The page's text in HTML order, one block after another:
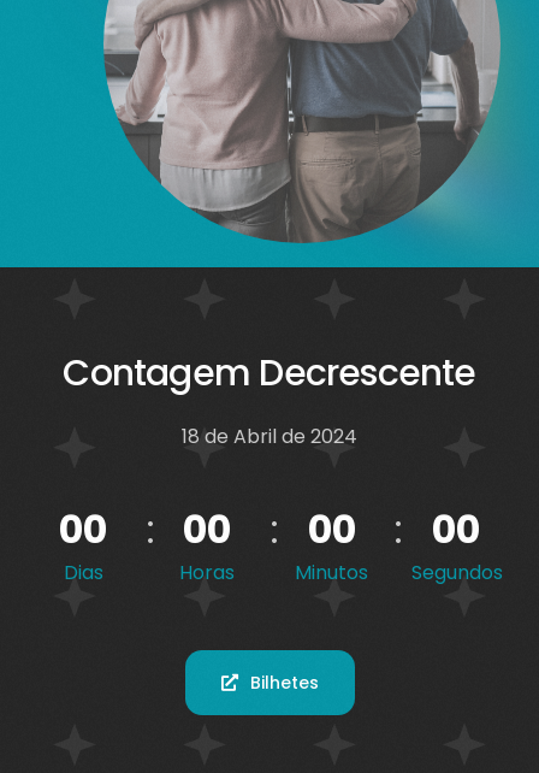
Contagem Decrescente
18 de Abril de 2024
00
Dias
: 00
Horas
: 00
Minutos
: 00
Segundos
Bilhetes